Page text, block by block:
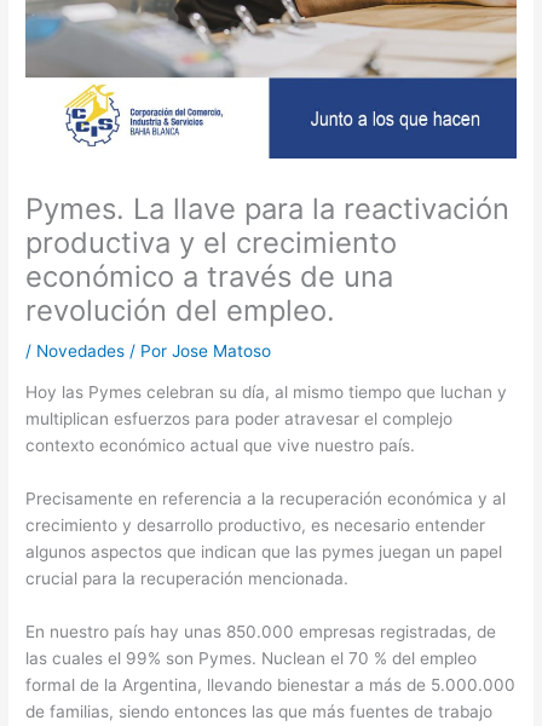
Pymes. La llave para la reactivación
productiva y el crecimiento
económico a través de una
revolución del empleo.
/ Novedades / PorJose Matoso
Hoy las Pymes celebran su día, al mismo tiempo que luchan y
multiplican esfuerzos para poder atravesar el complejo
contexto económico actual que vive nuestro país.
Precisamente en referencia a la recuperación económica y al
crecimiento y desarrollo productivo, es necesario entender
algunos aspectos que indican que las pymes juegan un papel
crucial para la recuperación mencionada.
En nuestro país hay unas 850.000 empresas registradas, de
las cuales el 99% son Pymes. Nuclean el 70 % del empleo
formal de la Argentina, llevando bienestar a más de 5.000.000
de familias, siendo entonces las que más fuentes de trabajo